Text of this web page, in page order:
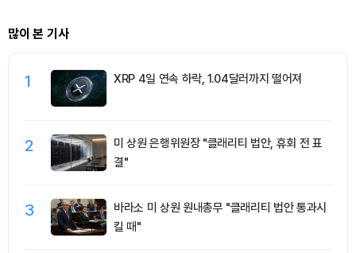
많이 본 기사
1 XRP 4일 연속 하락, 1.04달러까지 떨어져
2
미 상원 은행위원장 "클래리티 법안, 휴회 전 표
결"
3
바라소 미 상원 원내총무 "클래리티 법안 통과시
킬 때"